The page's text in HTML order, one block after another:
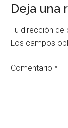
con
los
lectores
Deja una
Tu dirección de
Los campos
Comentario*